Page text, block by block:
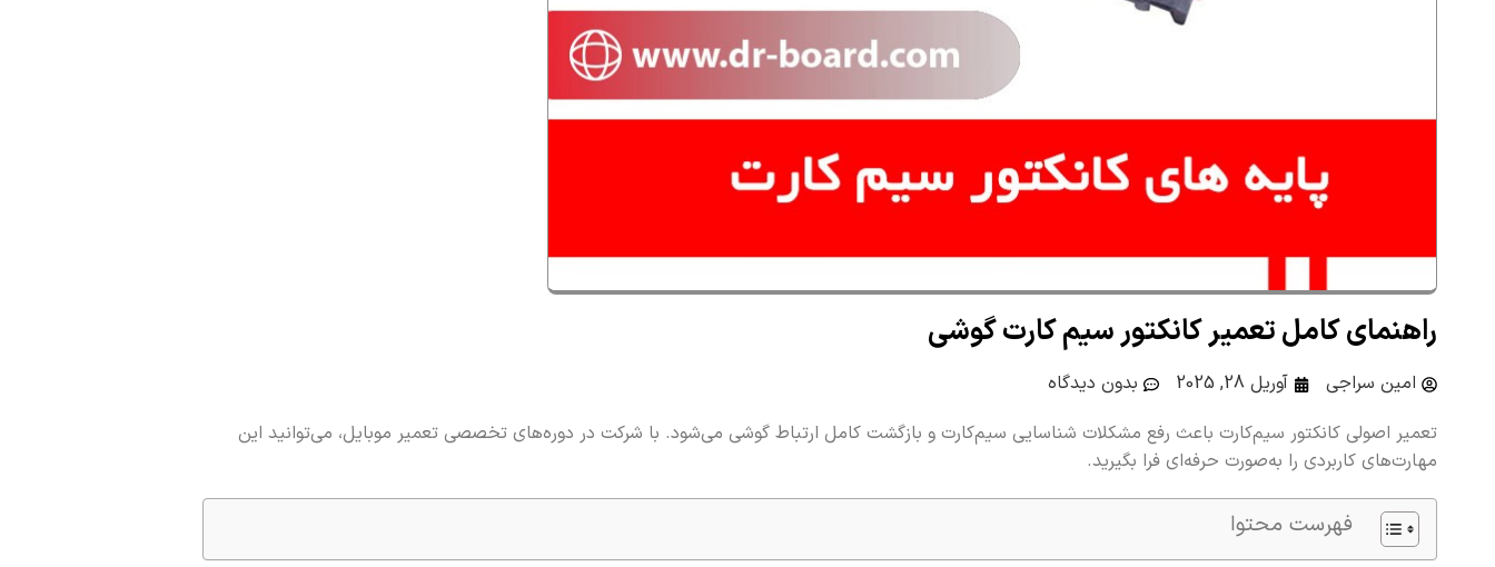
راهنمای کامل تعمیر کانکتور سیم کارت گوشی
امین سراجی آوریل 28, 2025
بدون دیدگاه
تعمیر اصولی کانکتور سیم‌کارت باعث رفع مشکلات شناسایی سیم‌کارت و بازگشت کامل ارتباط گوشی می‌شود. با شرکت در دوره‌های تخصصی تعمیر موبایل، می‌توانید این
مهارت‌های کاربردی را به‌صورت حرفه‌ای فرا بگیرید.
فهرست محتوا